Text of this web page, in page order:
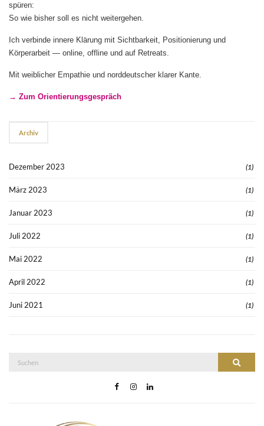
spüren:
So wie bisher soll es nicht weitergehen.
Ich verbinde innere Klärung mit Sichtbarkeit, Positionierung und
Körperarbeit — online, offline und auf Retreats.
Mit weiblicher Empathie und norddeutscher klarer Kante.
→ Zum Orientierungsgespräch
Archiv
Dezember 2023 (1)
März 2023 (1)
Januar 2023 (1)
Juli 2022 (1)
Mai 2022 (1)
April 2022 (1)
Juni 2021 (1)
Suchen